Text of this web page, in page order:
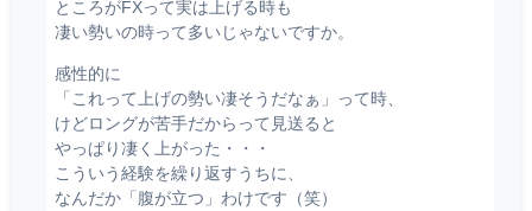
ところがFXって実は上げる時も
凄い勢いの時って多いじゃないですか。
感性的に
「これって上げの勢い凄そうだなぁ」って時、
けどロングが苦手だからって見送ると
やっぱり凄く上がった・・・
こういう経験を繰り返すうちに、
なんだか「腹が立つ」わけです（笑）